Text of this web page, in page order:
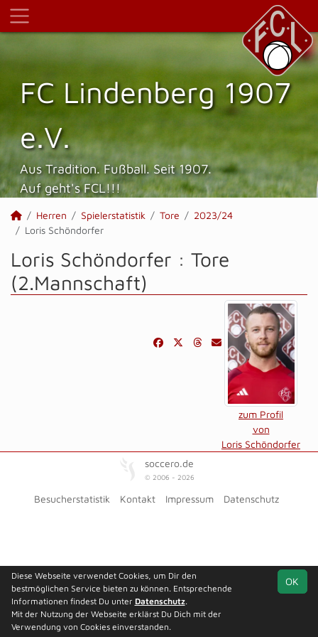
FC Lindenberg 1907
e.V.
Aus Tradition. Fußball. Seit 1907.
Auf geht's FCL!!!
Herren Spielerstatistik Tore
2023/24
Loris Schöndorfer
Loris Schöndorfer : Tore
(2.Mannschaft)
zum Profil
von
Loris Schöndorfer
soccero.de
© 2006 - 2026
Besucherstatistik Kontakt Impressum Datenschutz
OK
Diese Webseite verwendet Cookies, um Dir den
bestmöglichen Service bieten zu können. Entsprechende
Informationen findest Du unter Datenschutz.
Mit der Nutzung der Webseite erklärst Du Dich mit der
Verwendung von Cookies einverstanden.